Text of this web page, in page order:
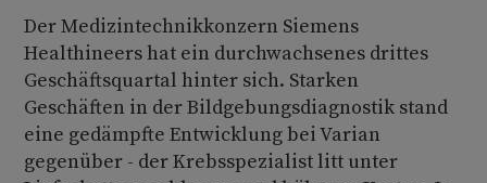
Der Medizintechnikkonzern Siemens
Healthineers hat ein durchwachsenes drittes
Geschäftsquartal hinter sich. Starken
Geschäften in der Bildgebungsdiagnostik stand
eine gedämpfte Entwicklung bei Varian
gegenüber - der Krebsspezialist litt unter